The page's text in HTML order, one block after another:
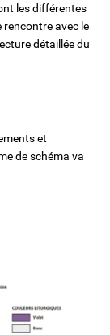
les différentes
rencontre avec le
détaillée du
et
de schéma va